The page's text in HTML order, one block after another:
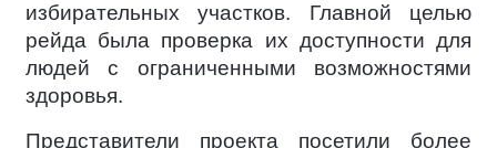
избирательных участков. Главной целью
рейда была проверка их доступности для
людей с ограниченными возможностями
здоровья.
Представители проекта посетили более